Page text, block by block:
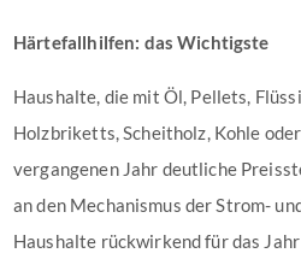
Härtefallhilfen: das Wichtigste
Haushalte, die mit Öl, Pellets,
Holzbriketts, Scheitholz, Kohle
vergangenen Jahr deutliche
an den Mechanismus der Strom-
Haushalte rückwirkend für das